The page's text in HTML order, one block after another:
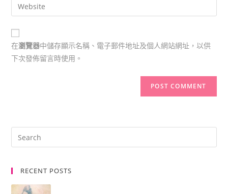
在瀏覽器中儲存顯示名稱、電子郵件地址及個人網站網址，以供
下次發佈留言時使用。
RECENT POSTS